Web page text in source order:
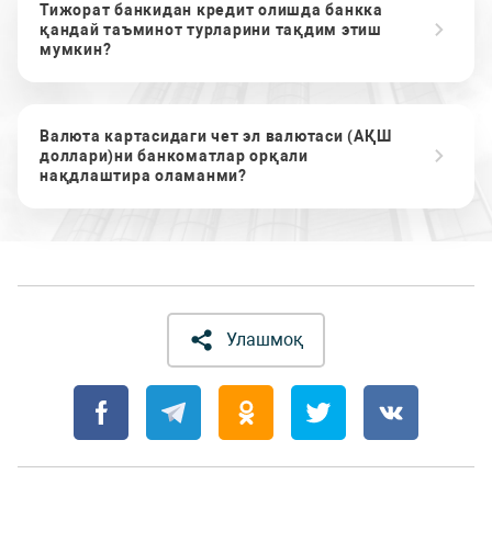
Тижорат банкидан кредит олишда банкка
қандай таъминот турларини тақдим этиш
мумкин?
Валюта картасидаги чет эл валютаси (АҚШ
доллари)ни банкоматлар орқали
нақдлаштира оламанми?
Улашмоқ